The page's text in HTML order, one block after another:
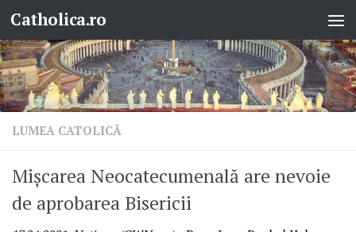
Skip to content
Catholica.ro
LUMEA CATOLICĂ
Mişcarea Neocatecumenală are nevoie
de aprobarea Bisericii